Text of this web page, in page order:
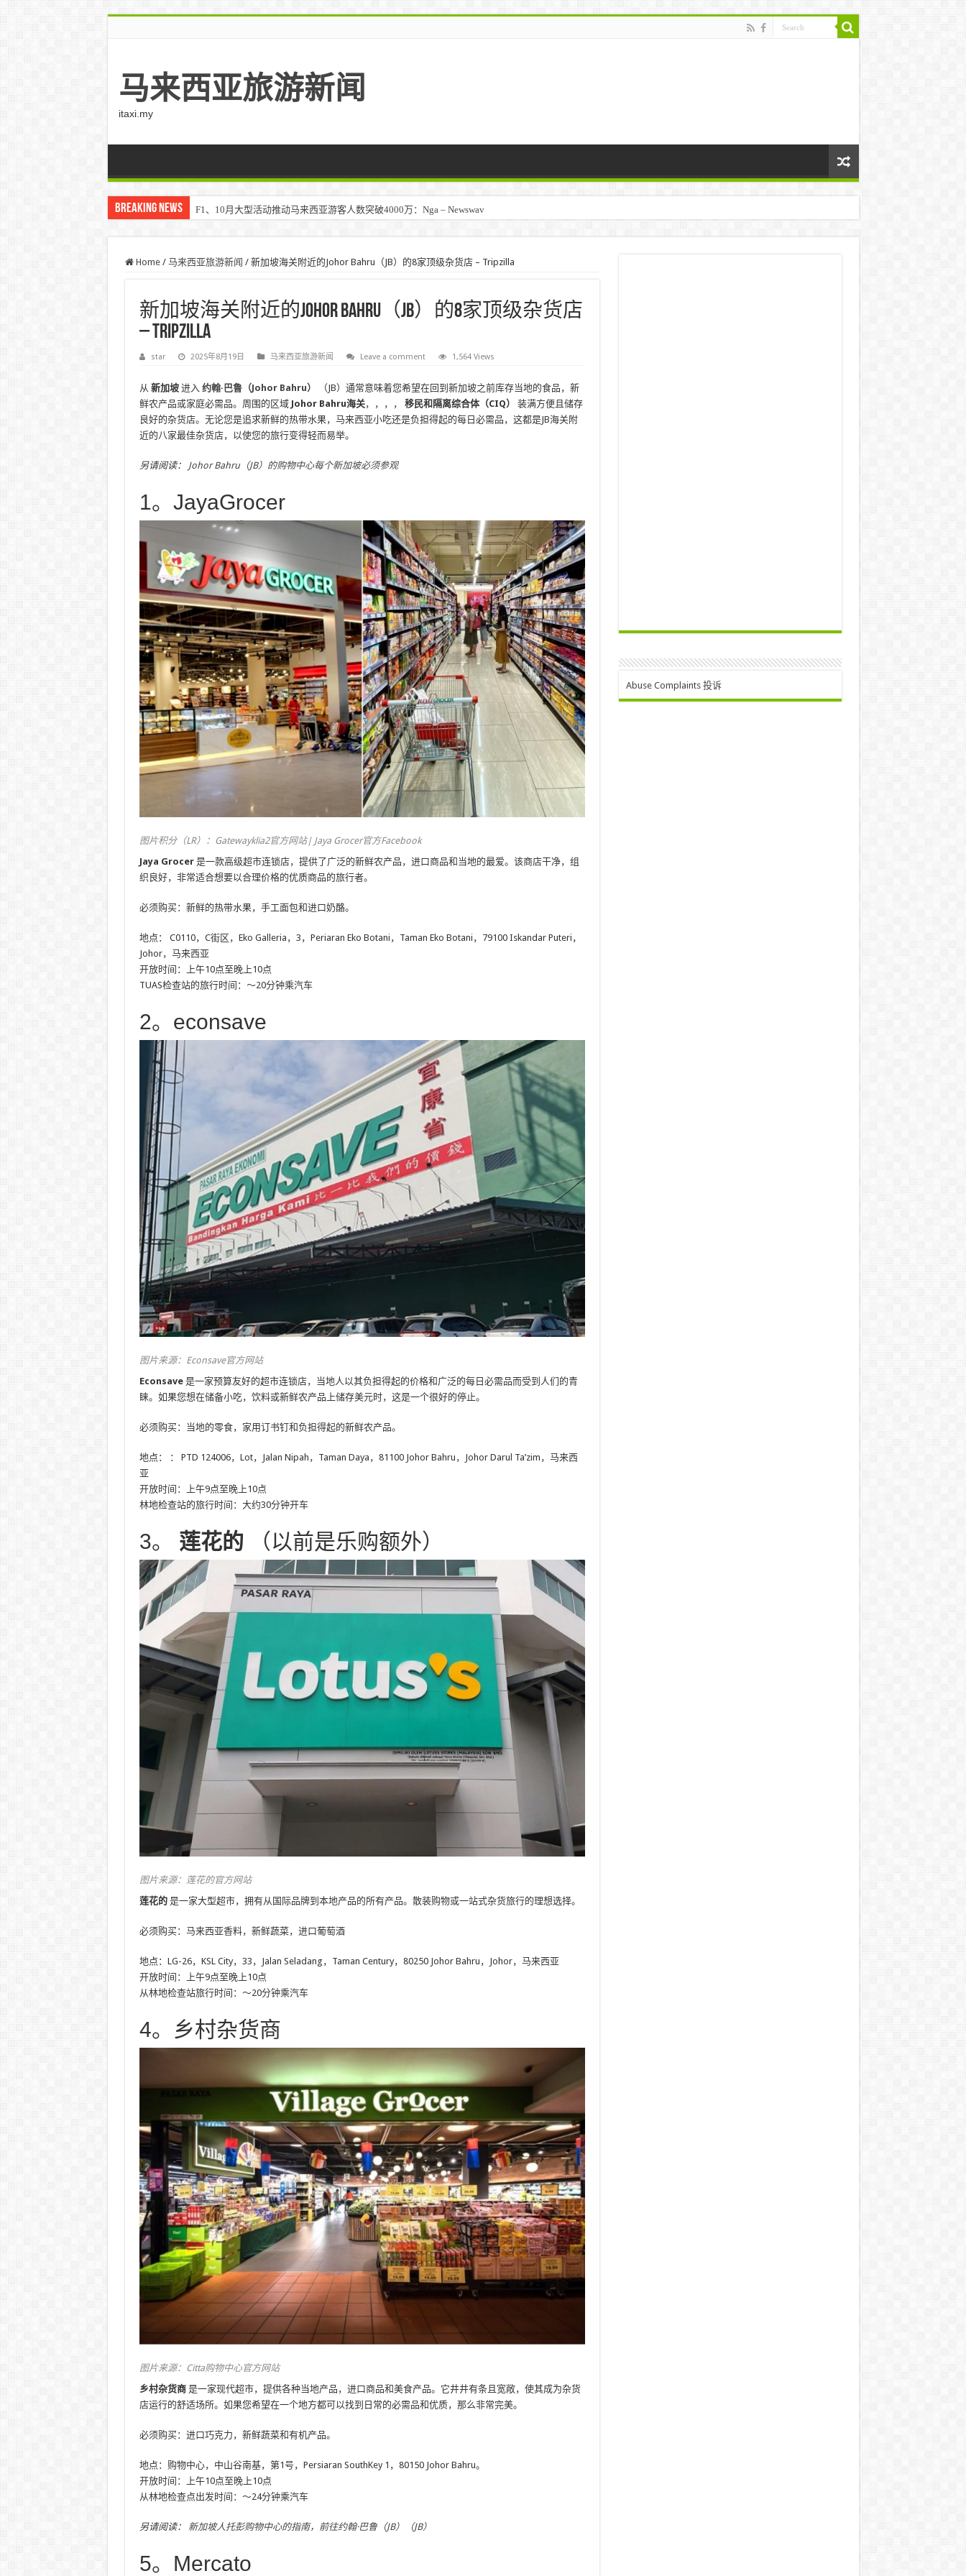
马来西亚旅游新闻
itaxi.my
Breaking News F1、10月大型活动推动马来西亚游客人数突破4000万：Nga – Newswav
Klook客路将印度和中东创作者聚集在马来西亚 – TravelBiz Monitor
Home / 马来西亚旅游新闻 / 新加坡海关附近的Johor Bahru（JB）的8家顶级杂货店 – Tripzilla
新加坡海关附近的Johor Bahru（JB）的8家顶级杂货店
– Tripzilla
star 2025年8月19日 马来西亚旅游新闻 Leave a comment 1,564 Views
从 新加坡进入 约翰·巴鲁（Johor Bahru）
（JB）通常意味着您希望在回到新加坡之前库存当地的食品，新
鲜农产品或家庭必需品。周围的区域 Johor Bahru海关，，，， 移民和隔离综合体（CIQ）
装满方便且储存
良好的杂货店。无论您是追求新鲜的热带水果，马来西亚小吃还是负担得起的每日必需品，这都是JB海关附
近的八家最佳杂货店，以使您的旅行变得轻而易举。
另请阅读： Johor Bahru（JB）的购物中心每个新加坡必须参观
1。JayaGrocer
图片积分（LR）：Gatewayklia2官方网站| Jaya Grocer官方Facebook
Jaya Grocer是一款高级超市连锁店，提供了广泛的新鲜农产品，进口商品和当地的最爱。该商店干净，组
织良好，非常适合想要以合理价格的优质商品的旅行者。
必须购买：新鲜的热带水果，手工面包和进口奶酪。
地点： C0110，C街区，Eko Galleria，3，Periaran Eko Botani，Taman Eko Botani，79100 Iskandar Puteri，
Johor，马来西亚
开放时间：上午10点至晚上10点
TUAS检查站的旅行时间：〜20分钟乘汽车
2。econsave
图片来源：Econsave官方网站
Econsave是一家预算友好的超市连锁店，当地人以其负担得起的价格和广泛的每日必需品而受到人们的青
睐。如果您想在储备小吃，饮料或新鲜农产品上储存美元时，这是一个很好的停止。
必须购买：当地的零食，家用订书钉和负担得起的新鲜农产品。
地点： ： PTD 124006，Lot，Jalan Nipah，Taman Daya，81100 Johor Bahru，Johor Darul Ta’zim，马来西
亚
开放时间：上午9点至晚上10点
林地检查站的旅行时间：大约30分钟开车
3。 莲花的 （以前是乐购额外）
图片来源：莲花的官方网站
莲花的是一家大型超市，拥有从国际品牌到本地产品的所有产品。散装购物或一站式杂货旅行的理想选择。
必须购买：马来西亚香料，新鲜蔬菜，进口葡萄酒
地点：LG-26，KSL City，33，Jalan Seladang，Taman Century，80250 Johor Bahru，Johor，马来西亚
开放时间：上午9点至晚上10点
从林地检查站旅行时间：〜20分钟乘汽车
4。乡村杂货商
图片来源：Citta购物中心官方网站
乡村杂货商是一家现代超市，提供各种当地产品，进口商品和美食产品。它井井有条且宽敞，使其成为杂货
店运行的舒适场所。如果您希望在一个地方都可以找到日常的必需品和优质，那么非常完美。
必须购买：进口巧克力，新鲜蔬菜和有机产品。
地点：购物中心，中山谷南基，第1号，Persiaran SouthKey 1，80150 Johor Bahru。
开放时间：上午10点至晚上10点
从林地检查点出发时间：〜24分钟乘汽车
另请阅读： 新加坡人托彭购物中心的指南，前往约翰·巴鲁（JB）（JB）
5。Mercato
Abuse Complaints 投诉